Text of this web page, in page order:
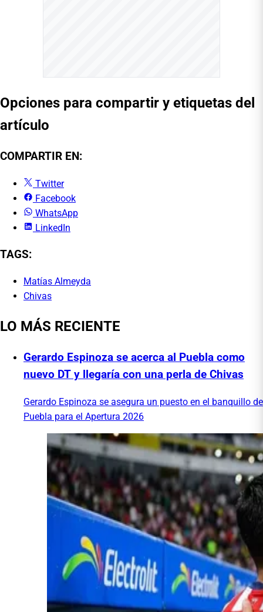
Opciones para compartir y etiquetas del
artículo
COMPARTIR EN:
Twitter
Facebook
WhatsApp
LinkedIn
TAGS:
Matías Almeyda
Chivas
LO MÁS RECIENTE
Gerardo Espinoza se acerca al Puebla como
nuevo DT y llegaría con una perla de Chivas
Gerardo Espinoza se asegura un puesto en el banquillo de
Puebla para el Apertura 2026